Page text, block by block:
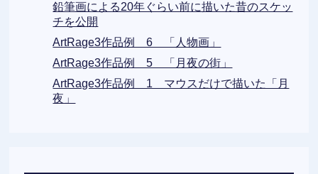
鉛筆画による20年ぐらい前に描いた昔のスケッ
チを公開
ArtRage3作品例 6 「人物画」
ArtRage3作品例 5 「月夜の街」
ArtRage3作品例 1 マウスだけで描いた「月
夜」